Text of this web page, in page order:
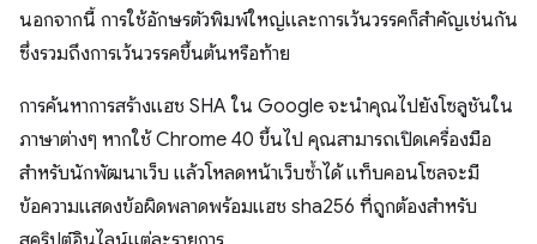
นอกจากนี้ การใช้อักษรตัวพิมพ์ใหญ่และการเว้นวรรคก็สำคัญเช่นกัน
ซึ่งรวมถึงการเว้นวรรคขึ้นต้นหรือท้าย
การค้นหาการสร้างแฮช SHA ใน Google จะนําคุณไปยังโซลูชันใน
ภาษาต่างๆ หากใช้ Chrome 40 ขึ้นไป คุณสามารถเปิดเครื่องมือ
สำหรับนักพัฒนาเว็บ แล้วโหลดหน้าเว็บซ้ำได้ แท็บคอนโซลจะมี
ข้อความแสดงข้อผิดพลาดพร้อมแฮช sha256 ที่ถูกต้องสำหรับ